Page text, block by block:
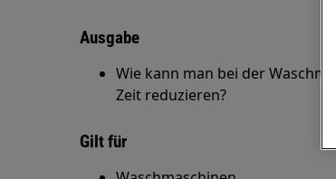
Ausgabe
Wie kann man bei der
Zeit reduzieren?
Gilt für